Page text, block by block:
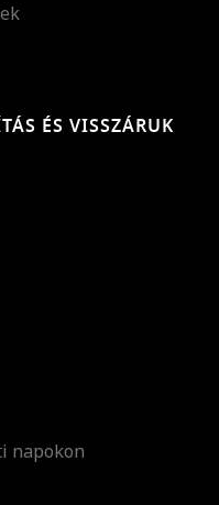
ÉS VISSZÁRUK
napokon